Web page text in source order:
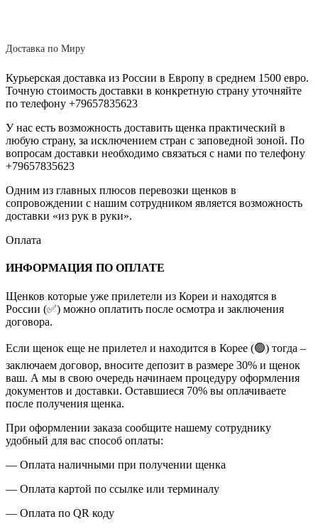
Доставка по Миру
Курьерская доставка из России в Европу в среднем 1500 евро.
Точную стоимость доставки в конкретную страну уточняйте
по телефону +79657835623
У нас есть возможность доставить щенка практический в
любую страну, за исключением стран с заповедной зоной. По
вопросам доставки необходимо связаться с нами по телефону
+79657835623
Одним из главных плюсов перевозки щенков в
сопровождении с нашим сотрудником является возможность
доставки «из рук в руки».
Оплата
ИНФОРМАЦИЯ ПО ОПЛАТЕ
Щенков которые уже прилетели из Кореи и находятся в
России (✅) можно оплатить после осмотра и заключения
договора.
Если щенок еще не прилетел и находится в Корее (🟢) тогда –
заключаем договор, вносите депозит в размере 30% и щенок
ваш. А мы в свою очередь начинаем процедуру оформления
документов и доставки. Оставшиеся 70% вы оплачиваете
после получения щенка.
При оформлении заказа сообщите нашему сотруднику
удобный для вас способ оплаты:
— Оплата наличными при получении щенка
— Оплата картой по ссылке или терминалу
— Оплата по QR коду